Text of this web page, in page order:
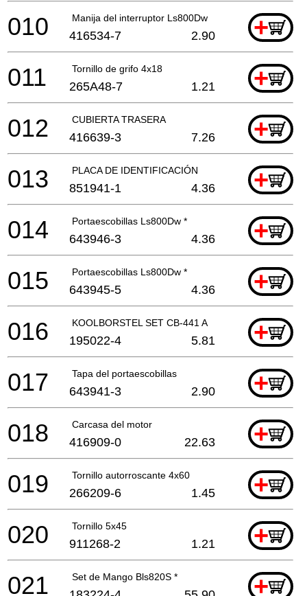
Manija del interruptor Ls800Dw +
010 416534-7 2.90
Tornillo de grifo 4x18 +
011 265A48-7 1.21
CUBIERTA TRASERA +
012 416639-3 7.26
PLACA DE IDENTIFICACIÓN +
013 851941-1 4.36
Portaescobillas Ls800Dw * +
014 643946-3 4.36
Portaescobillas Ls800Dw * +
015 643945-5 4.36
KOOLBORSTEL SET CB-441 A +
016 195022-4 5.81
Tapa del portaescobillas +
017 643941-3 2.90
Carcasa del motor +
018 416909-0 22.63
Tornillo autorroscante 4x60 +
019 266209-6 1.45
Tornillo 5x45 +
020 911268-2 1.21
Set de Mango Bls820S * +
021